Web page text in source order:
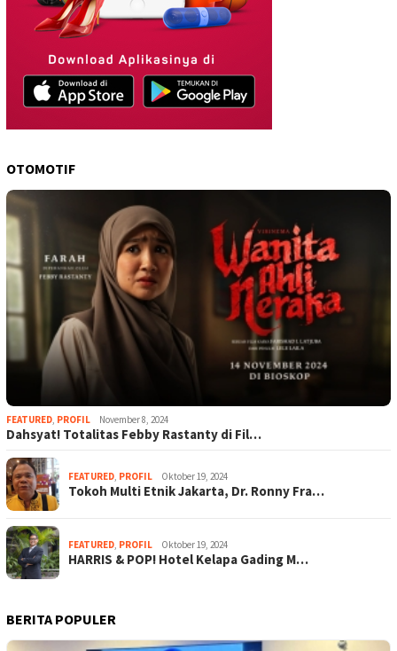
OTOMOTIF
FEATURED, PROFIL November 8, 2024
Dahsyat! Totalitas Febby Rastanty di Fil…
FEATURED, PROFIL Oktober 19, 2024
Tokoh Multi Etnik Jakarta, Dr. Ronny Fra…
FEATURED, PROFIL Oktober 19, 2024
HARRIS & POP! Hotel Kelapa Gading M…
BERITA POPULER